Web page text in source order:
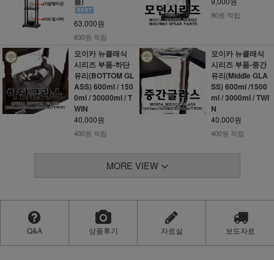
63,000원
630원 적립
90원 적립
모이카 뉴클래식
시리즈 부품-하단
유리(BOTTOM GL
ASS) 600ml / 150
0ml / 30000ml / T
WIN
40,000원
400원 적립
모이카 뉴클래식
시리즈 부품-중간
유리(Middle GLA
SS) 600ml /1500
ml / 3000ml / TWI
N
40,000원
400원 적립
MORE VIEW
Q&A 상품후기 자료실 보도자료